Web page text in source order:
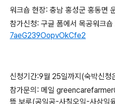
워크숍 현장: 충남 홍성군 홍동면
참가신청: 구글 폼에서 목공워크숍
7aeG239OopvOkCfe2
신청기간:9월 25일까지(숙박신
참가문의: 메일
뜰 보루(공일공-사칠오일-사삼일